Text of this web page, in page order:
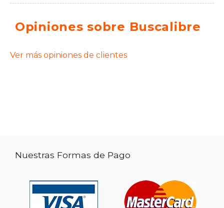
Opiniones sobre Buscalibre
Ver más opiniones de clientes
Nuestras Formas de Pago